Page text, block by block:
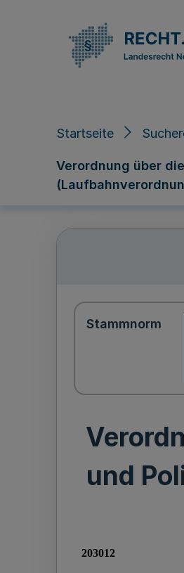
Startseite
Verordnung über
Stammnorm
und